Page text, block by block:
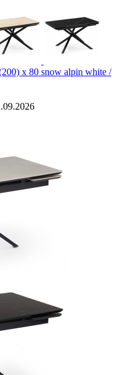
х 80 snow alpin white /